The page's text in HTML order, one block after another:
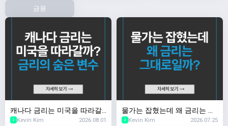
금융
캐나다 금리는 미국을 따라갈
까? 금리의 숨은 변수
2 Kevin Kim 2026.08.01
물가는 잡혔는데 왜 금리는 그
대로일까?
2 Kevin Kim 2026.07.25